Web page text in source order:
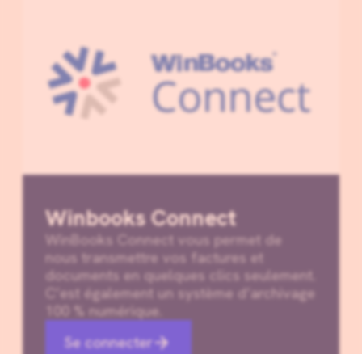
Winbooks Connect
WinBooks Connect vous permet de
nous transmettre vos factures et
documents en quelques clics seulement.
C’est également un système d’archivage
100 % numérique.
Se connecter